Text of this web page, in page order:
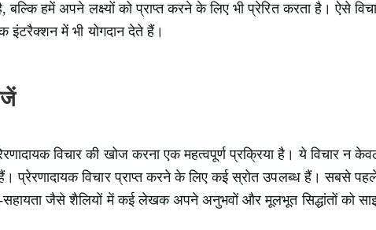
हमें अपने लक्ष्यों को प्राप्त करने के लिए भी प्रेरित करता है। ऐसे
इंटरैक्शन में भी योगदान देते हैं।
विचार की खोज करना एक महत्वपूर्ण प्रक्रिया है। ये विचार न
हैं। प्रेरणादायक विचार प्राप्त करने के लिए कई स्रोत उपलब्ध हैं। सबसे
सहायता जैसे शैलियों में कई लेखक अपने अनुभवों और मूलभूत सिद्धांतों को